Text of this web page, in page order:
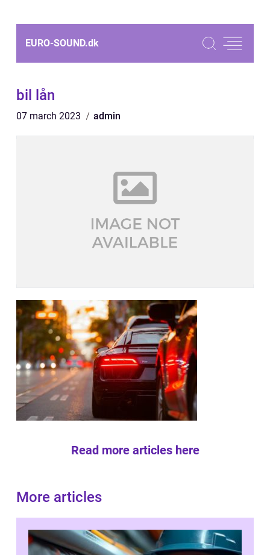
EURO-SOUND.dk
bil lån
07 march 2023 admin
Read more articles here
More articles